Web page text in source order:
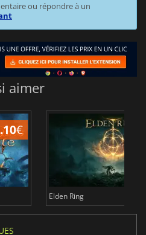
ou répondre à un
aimer
€
Elden Ring